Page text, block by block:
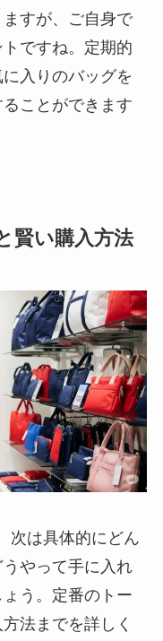
すが、ご自身で
ですね。定期的
入りのバッグを
ことができます
賢い購入方法
次は具体的にどん
やって手に入れ
う。定番のトー
法までを詳しく